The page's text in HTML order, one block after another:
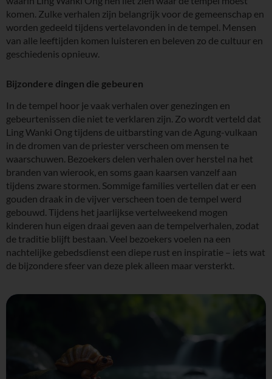
komen. Zulke verhalen zijn belangrijk voor de gemeenschap en
worden gedeeld tijdens vertelavonden in de tempel. Mensen
van alle leeftijden komen luisteren en beleven zo de cultuur en
geschiedenis opnieuw.
Bijzondere dingen die gebeuren
In de tempel hoor je vaak verhalen over genezingen en
gebeurtenissen die niet te verklaren zijn. Zo wordt verteld dat
Ling Wanki Ong tijdens de uitbarsting van de Agung-vulkaan
in de dromen van de priester verscheen om mensen te
waarschuwen. Bezoekers delen verhalen over herstel na het
branden van wierook, en soms gaan kaarsen vanzelf aan
tijdens zware stormen. Sommige families vertellen dat er een
gouden draak in de vijver verscheen toen de tempel werd
gebouwd. Tijdens het jaarlijkse vertelweekend mogen
kinderen hun eigen draai geven aan de tempelverhalen, zodat
de traditie blijft bestaan. Veel bezoekers voelen na een
nachtelijke gebedsdienst een diepe rust en inspiratie – iets wat
de bijzondere sfeer van deze plek alleen maar versterkt.